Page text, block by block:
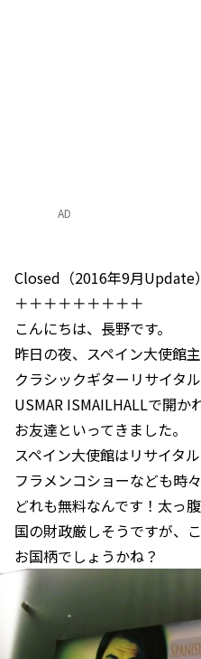
AD
Closed（2016年9月Update）
＋＋＋＋＋＋＋＋＋
こんにちは、長野です。
昨日の夜、スペイン大使館
クラシックギターリサイタ
USMAR ISMAILHALLで開か
お友達といってきました。
スペイン大使館はリサイタ
フラメンコショーなども時
どれも無料なんです！太っ腹
国の財政厳しそうですが、
お国柄でしょうかね？